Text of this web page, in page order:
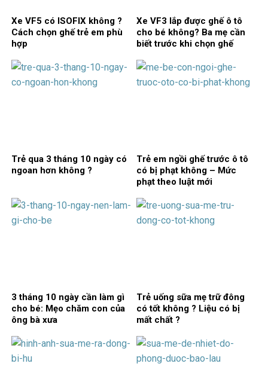
Xe VF5 có ISOFIX không ?
Cách chọn ghế trẻ em phù
hợp
Xe VF3 lắp được ghế ô tô
cho bé không? Ba mẹ cần
biết trước khi chọn ghế
Trẻ qua 3 tháng 10 ngày có
ngoan hơn không ?
Trẻ em ngồi ghế trước ô tô
có bị phạt không – Mức
phạt theo luật mới
3 tháng 10 ngày cần làm gì
cho bé: Mẹo chăm con của
ông bà xưa
Trẻ uống sữa mẹ trữ đông
có tốt không ? Liệu có bị
mất chất ?